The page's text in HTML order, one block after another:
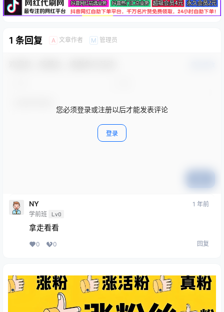
1 条回复 A 文章作者 M 管理员
您必须登录或注册以后才能发表评论
登录
NY
学前班 Lv0
1 年前
拿走看看
0 0 回复